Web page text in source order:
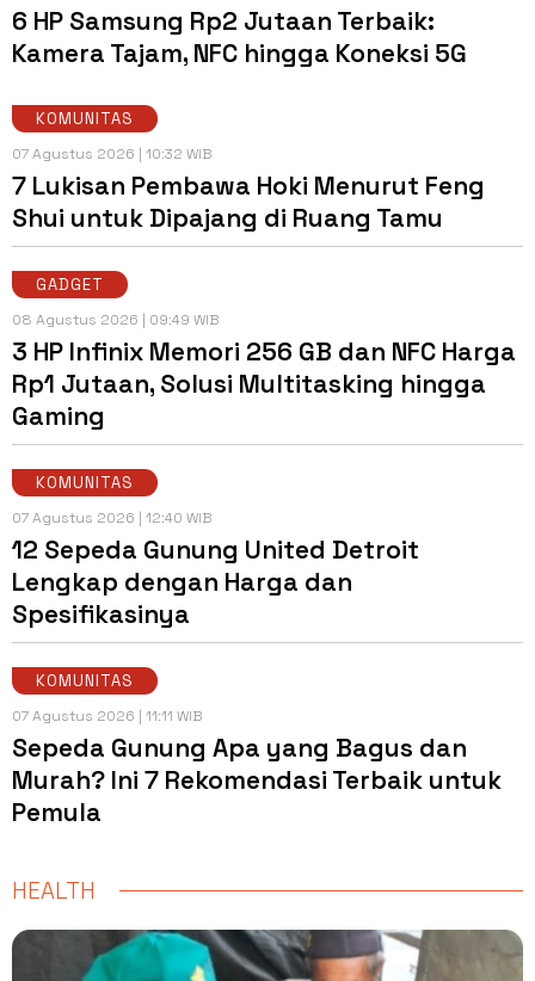
6 HP Samsung Rp2 Jutaan Terbaik:
Kamera Tajam, NFC hingga Koneksi 5G
KOMUNITAS
07 Agustus 2026 | 10:32 WIB
7 Lukisan Pembawa Hoki Menurut Feng
Shui untuk Dipajang di Ruang Tamu
GADGET
08 Agustus 2026 | 09:49 WIB
3 HP Infinix Memori 256 GB dan NFC Harga
Rp1 Jutaan, Solusi Multitasking hingga
Gaming
KOMUNITAS
07 Agustus 2026 | 12:40 WIB
12 Sepeda Gunung United Detroit
Lengkap dengan Harga dan
Spesifikasinya
KOMUNITAS
07 Agustus 2026 | 11:11 WIB
Sepeda Gunung Apa yang Bagus dan
Murah? Ini 7 Rekomendasi Terbaik untuk
Pemula
HEALTH